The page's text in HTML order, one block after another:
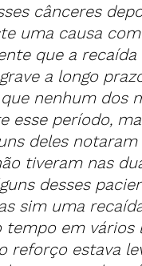
cânceres
uma causa
que a
a longo
nenhum dos
esse período,
deles
tiveram nas
desses
sim uma
em vários
reforço estava